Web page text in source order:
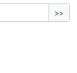
>>